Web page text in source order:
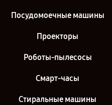
Посудомоечные машины
Проекторы
Роботы-пылесосы
Смарт-часы
Стиральные машины